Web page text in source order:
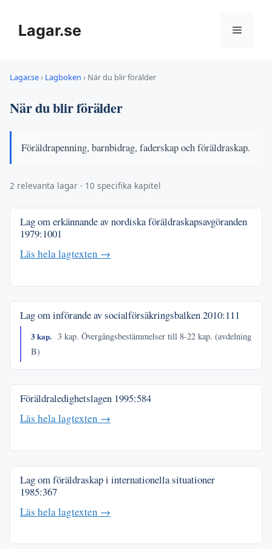
innehållLagar.se Meny
Lagar.se› Lagboken › När du blir förälder
När du blir förälder
Föräldrapenning, barnbidrag, faderskap och föräldraskap.
2 relevanta lagar · 10 specifika kapitel
Lag om erkännande av nordiska föräldraskapsavgöranden
1979:1001
Läs hela lagtexten →
Lag om införande av socialförsäkringsbalken2010:111
3 kap. 3 kap. Övergångsbestämmelser till 8-22 kap. (avdelning
B)
Föräldraledighetslagen 1995:584
Läs hela lagtexten →
Lag om föräldraskap i internationella situationer
1985:367
Läs hela lagtexten →